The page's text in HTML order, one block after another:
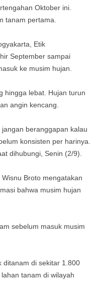
Oktober ini.
tanam pertama.
Etik
September sampai
ke musim hujan.
hingga lebat. Hujan turun
angin kencang.
beranggapan kalau
konsisten per harinya.
dihubungi, Senin (2/9).
Broto mengatakan
bahwa musim hujan
sebelum masuk musim
ditanam di sekitar 1.800
tanam di wilayah